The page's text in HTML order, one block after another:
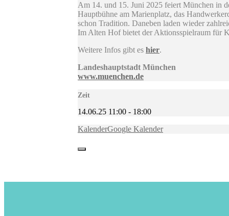
Am 14. und 15. Juni 2025 feiert München in
Hauptbühne am Marienplatz, das
schon Tradition. Daneben laden wieder
Im Alten Hof bietet der Aktionsspielraum für
Weitere Infos gibt es hier.
Landeshauptstadt München
www.muenchen.de
Zeit
14.06.25 11:00 - 18:00
KalenderGoogle Kalender